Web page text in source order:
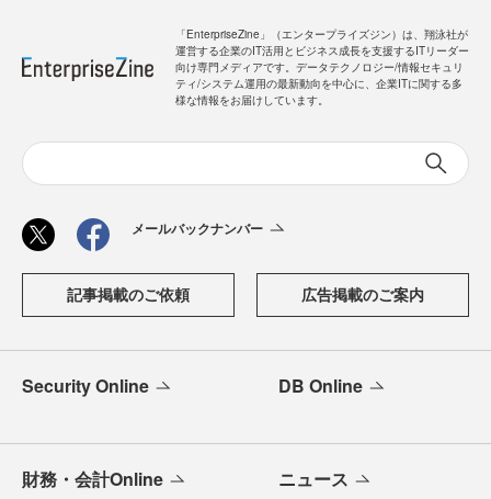
「EnterpriseZine」（エンタープライズジン）は、翔泳社が
運営する企業のIT活用とビジネス成長を支援するITリーダー
向け専門メディアです。データテクノロジー/情報セキュリ
ティ/システム運用の最新動向を中心に、企業ITに関する多
様な情報をお届けしています。
メールバックナンバー
記事掲載のご依頼 広告掲載のご案内
Security Online DB Online
財務・会計Online ニュース